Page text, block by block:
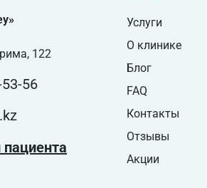
122
56
Услуги
О клинике
Блог
FAQ
Контакты
Отзывы
Акции